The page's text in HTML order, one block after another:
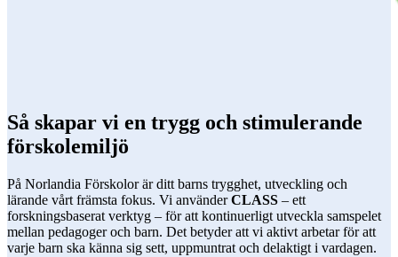
Så skapar vi en trygg och stimulerande
förskolemiljö
På Norlandia Förskolor är ditt barns trygghet, utveckling och
lärande vårt främsta fokus. Vi använderCLASS – ett
forskningsbaserat verktyg – för att kontinuerligt utveckla samspelet
mellan pedagoger och barn. Det betyder att vi aktivt arbetar för att
varje barn ska känna sig sett, uppmuntrat och delaktigt i vardagen.